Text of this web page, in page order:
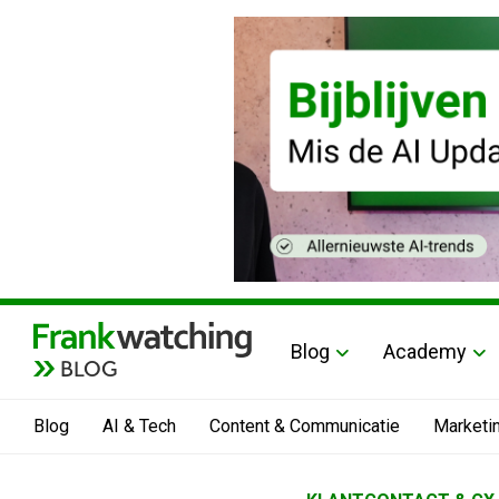
BLOG
Blog Academy
Blog AI & Tech Content & Communicatie